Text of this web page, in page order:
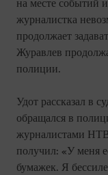
на месте событий
журналистка
продолжает
Журавлев
полиции.
Удот рассказал в
обращался в
журналистами
получил: «У меня
бумажек. Я